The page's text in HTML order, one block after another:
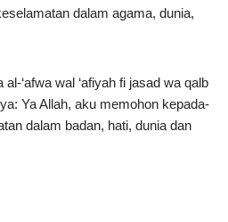
dalam agama, dunia,
‘afwa wal ‘afiyah fi jasad wa qalb
Ya Allah, aku memohon kepada-
dalam badan, hati, dunia dan